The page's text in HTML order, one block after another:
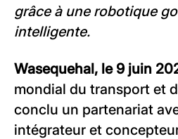
grâce à une robotique
intelligente.
Wasequehal, le 9 juin
mondial du transport et
conclu un partenariat
intégrateur et